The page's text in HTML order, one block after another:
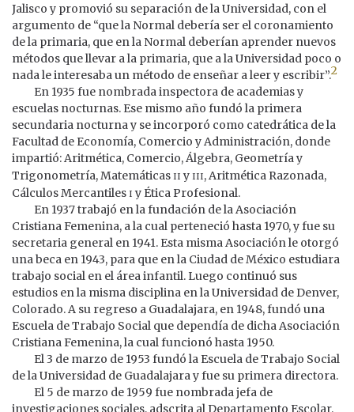
Jalisco y promovió su separación de la Universidad, con el
argumento de “que la Normal debería ser el coronamiento
de la primaria, que en la Normal deberían aprender nuevos
métodos que llevar a la primaria, que a la Universidad poco o
nada le interesaba un método de enseñar a leer y escribir”.2
En 1935 fue nombrada inspectora de academias y
escuelas nocturnas. Ese mismo año fundó la primera
secundaria nocturna y se incorporó como catedrática de la
Facultad de Economía, Comercio y Administración, donde
impartió: Aritmética, Comercio, Álgebra, Geometría y
Trigonometría, Matemáticasiiyiii, Aritmética Razonada,
Cálculos Mercantilesiy Ética Profesional.
En 1937 trabajó en la fundación de la Asociación
Cristiana Femenina, a la cual perteneció hasta 1970, y fue su
secretaria general en 1941. Esta misma Asociación le otorgó
una beca en 1943, para que en la Ciudad de México estudiara
trabajo social en el área infantil. Luego continuó sus
estudios en la misma disciplina en la Universidad de Denver,
Colorado. A su regreso a Guadalajara, en 1948, fundó una
Escuela de Trabajo Social que dependía de dicha Asociación
Cristiana Femenina, la cual funcionó hasta 1950.
El 3 de marzo de 1953 fundó la Escuela de Trabajo Social
de la Universidad de Guadalajara y fue su primera directora.
El 5 de marzo de 1959 fue nombrada jefa de
investigaciones sociales, adscrita al Departamento Escolar.